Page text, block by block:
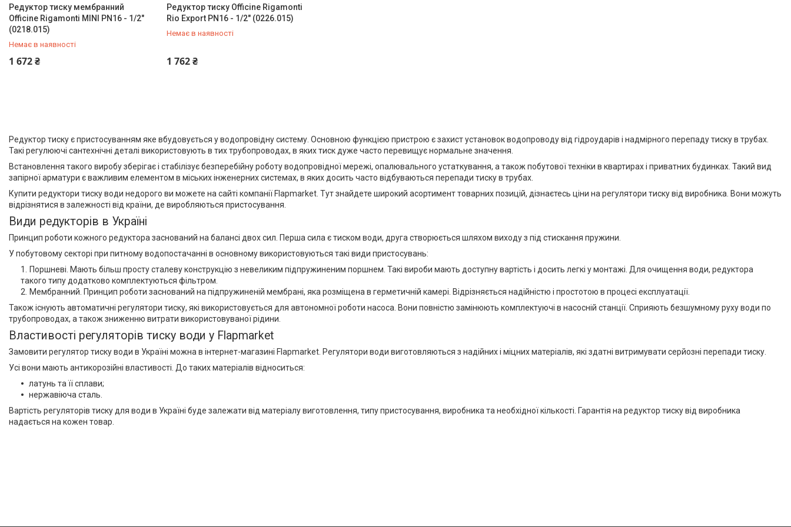
Пакувальні сантехнічні
матеріали
Редуктор тиску мембранний
Officine Rigamonti MINI PN16 - 1/2"
(0218.015)
Немає в наявності
1 672 ₴
+380 (67) 500-59-19
Редуктор тиску Officine Rigamonti
Rio Export PN16 - 1/2" (0226.015)
Немає в наявності
1 762 ₴
+380 (67) 500-59-19
Редуктор тиску є пристосуванням яке вбудовується у водопровідну систему. Основною функцією пристрою є захист установок водопроводу від гідроударів і надмірного перепаду тиску в трубах.
Такі регулюючі сантехнічні деталі використовують в тих трубопроводах, в яких тиск дуже часто перевищує нормальне значення.
Встановлення такого виробу зберігає і стабілізує безперебійну роботу водопровідної мережі, опалювального устаткування, а також побутової техніки в квартирах і приватних будинках. Такий вид
запірної арматури є важливим елементом в міських інженерних системах, в яких досить часто відбуваються перепади тиску в трубах.
Купити редуктори тиску води недорого ви можете на сайті компанії Flapmarket. Тут знайдете широкий асортимент товарних позицій, дізнаєтесь ціни на регулятори тиску від виробника. Вони можуть
відрізнятися в залежності від країни, де виробляються пристосування.
Види редукторів в Україні
Принцип роботи кожного редуктора заснований на балансі двох сил. Перша сила є тиском води, друга створюється шляхом виходу з під стискання пружини.
У побутовому секторі при питному водопостачанні в основному використовуються такі види пристосувань:
Поршневі. Мають більш просту сталеву конструкцію з невеликим підпружиненим поршнем. Такі вироби мають доступну вартість і досить легкі у монтажі. Для очищення води, редуктора
такого типу додатково комплектуються фільтром.
Мембранний. Принцип роботи заснований на підпружиненій мембрані, яка розміщена в герметичній камері. Відрізняється надійністю і простотою в процесі експлуатації.
Також існують автоматичні регулятори тиску, які використовується для автономної роботи насоса. Вони повністю замінюють комплектуючі в насосній станції. Сприяють безшумному руху води по
трубопроводах, а також зниженню витрати використовуваної рідини.
Властивості регуляторів тиску води у Flapmarket
Замовити регулятор тиску води в Україні можна в інтернет-магазині Flapmarket. Регулятори води виготовляються з надійних і міцних матеріалів, які здатні витримувати серйозні перепади тиску.
Усі вони мають антикорозійні властивості. До таких матеріалів відноситься:
латунь та її сплави;
нержавіюча сталь.
Вартість регуляторів тиску для води в Україні буде залежати від матеріалу виготовлення, типу пристосування, виробника та необхідної кількості. Гарантія на редуктор тиску від виробника
надається на кожен товар.